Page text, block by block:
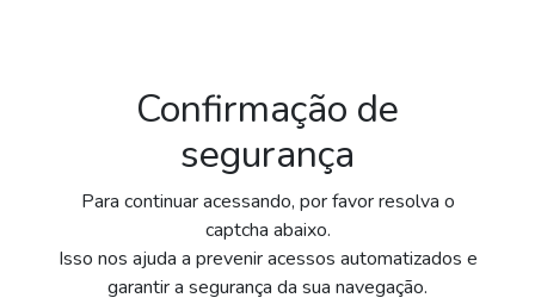
Confirmação de
segurança
Para continuar acessando, por favor resolva o
captcha abaixo.
Isso nos ajuda a prevenir acessos automatizados e
garantir a segurança da sua navegação.